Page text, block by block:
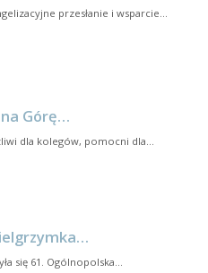
przesłanie i wsparcie…
Górę…
dla kolegów, pomocni dla…
się 61. Ogólnopolska…